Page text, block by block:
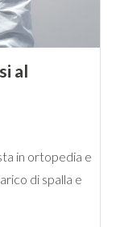
al
in ortopedia e
di spalla e